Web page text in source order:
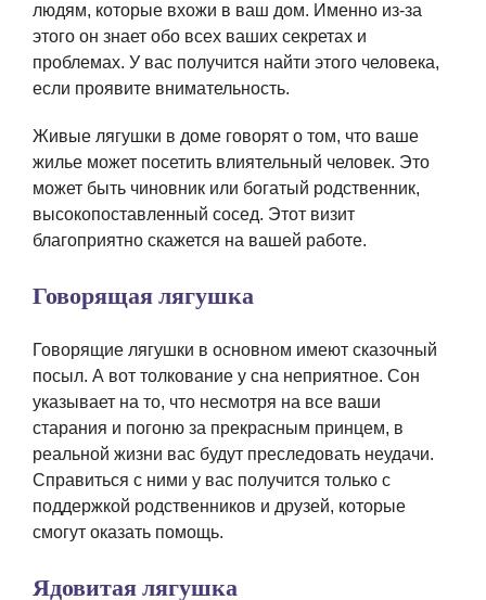
людям, которые вхожи в ваш дом. Именно из-за
этого он знает обо всех ваших секретах и
проблемах. У вас получится найти этого человека,
если проявите внимательность.
Живые лягушки в доме говорят о том, что ваше
жилье может посетить влиятельный человек. Это
может быть чиновник или богатый родственник,
высокопоставленный сосед. Этот визит
благоприятно скажется на вашей работе.
Говорящая лягушка
Говорящие лягушки в основном имеют сказочный
посыл. А вот толкование у сна неприятное. Сон
указывает на то, что несмотря на все ваши
старания и погоню за прекрасным принцем, в
реальной жизни вас будут преследовать неудачи.
Справиться с ними у вас получится только с
поддержкой родственников и друзей, которые
смогут оказать помощь.
Ядовитая лягушка